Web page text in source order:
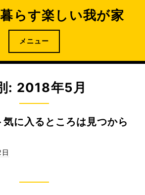
らす楽しい我が家
メニュー
: 2018年5月
に入るところは見つから